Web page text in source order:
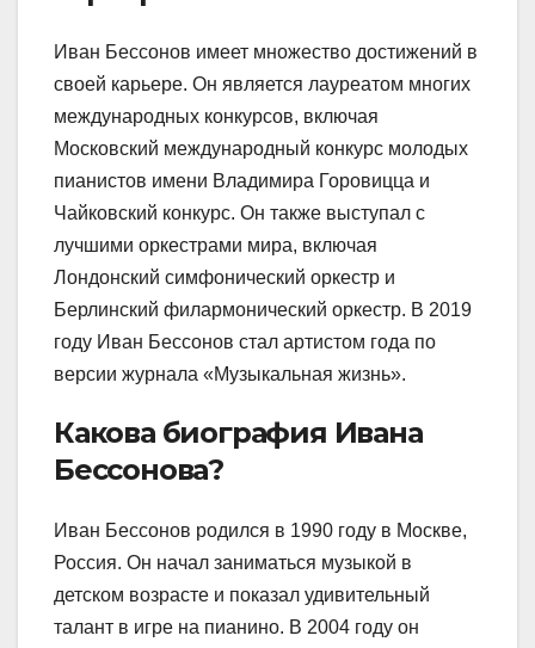
Иван Бессонов имеет множество достижений в
своей карьере. Он является лауреатом многих
международных конкурсов, включая
Московский международный конкурс молодых
пианистов имени Владимира Горовицца и
Чайковский конкурс. Он также выступал с
лучшими оркестрами мира, включая
Лондонский симфонический оркестр и
Берлинский филармонический оркестр. В 2019
году Иван Бессонов стал артистом года по
версии журнала «Музыкальная жизнь».
Какова биография Ивана
Бессонова?
Иван Бессонов родился в 1990 году в Москве,
Россия. Он начал заниматься музыкой в
детском возрасте и показал удивительный
талант в игре на пианино. В 2004 году он